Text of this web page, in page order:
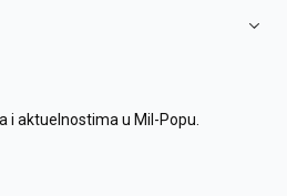
i aktuelnostima u Mil-Popu.